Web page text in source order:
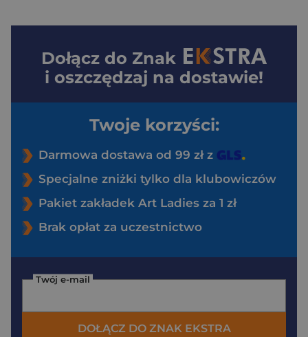
Dołącz do Znak
i oszczędzaj na dostawie!
Twoje korzyści:
Darmowa dostawa od 99 zł z
Specjalne zniżki tylko dla klubowiczów
Pakiet zakładek Art Ladies za 1 zł
Brak opłat za uczestnictwo
Twój e-mail
DOŁĄCZ DO ZNAK EKSTRA